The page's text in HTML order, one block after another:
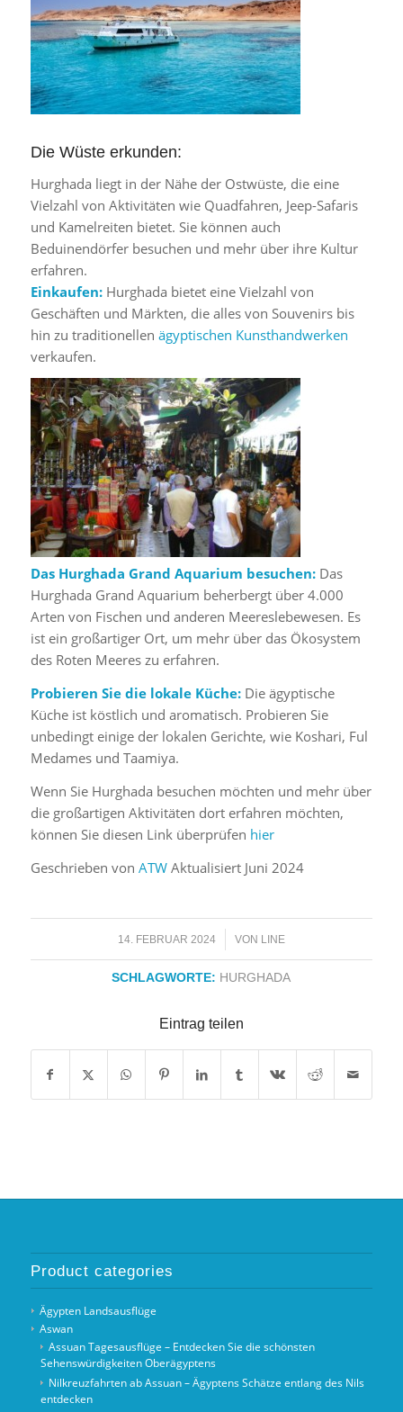
Die Wüste erkunden:
Hurghada liegt in der Nähe der Ostwüste, die eine
Vielzahl von Aktivitäten wie Quadfahren, Jeep-Safaris
und Kamelreiten bietet. Sie können auch
Beduinendörfer besuchen und mehr über ihre Kultur
erfahren.
Einkaufen:Hurghada bietet eine Vielzahl von
Geschäften und Märkten, die alles von Souvenirs bis
hin zu traditionellen ägyptischen Kunsthandwerken
verkaufen.
Das Hurghada Grand Aquarium besuchen:Das
Hurghada Grand Aquarium beherbergt über 4.000
Arten von Fischen und anderen Meereslebewesen. Es
ist ein großartiger Ort, um mehr über das Ökosystem
des Roten Meeres zu erfahren.
Probieren Sie die lokale Küche:Die ägyptische
Küche ist köstlich und aromatisch. Probieren Sie
unbedingt einige der lokalen Gerichte, wie Koshari, Ful
Medames und Taamiya.
Wenn Sie Hurghada besuchen möchten und mehr über
die großartigen Aktivitäten dort erfahren möchten,
können Sie diesen Link überprüfen hier
Geschrieben von ATWAktualisiert Juni 2024
14. FEBRUAR 2024
/ VON LINE
SCHLAGWORTE: HURGHADA
Eintrag teilen
Product categories
Ägypten Landsausflüge
Aswan
Assuan Tagesausflüge – Entdecken Sie die schönsten
Sehenswürdigkeiten Oberägyptens
Nilkreuzfahrten ab Assuan – Ägyptens Schätze entlang des Nils
entdecken